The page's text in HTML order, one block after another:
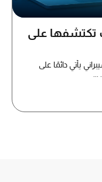
تكتشفها على
يأتي دائمًا على